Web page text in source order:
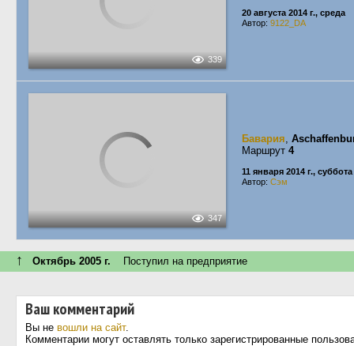
339
20 августа 2014 г., среда
Автор: 9122_DA
347
Бавария,
Маршрут 4
11 января 2014 г., суббота
Автор: Сэм
↑ Октябрь 2005 г. Поступил на предприятие
Ваш комментарий
Вы не вошли на сайт.
Комментарии могут оставлять только зарегистрированные